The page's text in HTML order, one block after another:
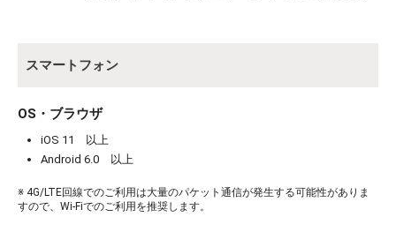
スマートフォン
OS・ブラウザ
iOS 11 以上
Android 6.0 以上
※ 4G/LTE回線でのご利用は大量のパケット通信が発生する可能性がありま
すので、Wi-Fiでのご利用を推奨します。